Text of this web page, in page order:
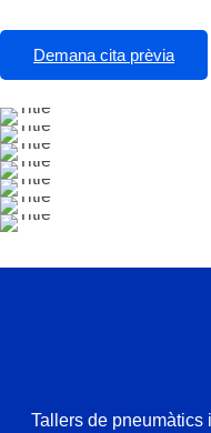
Demana cita prèvia
Tallers de pneumàtics